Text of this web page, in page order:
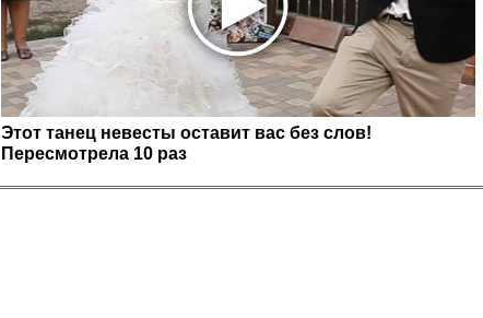
Этот танец невесты оставит вас без слов!
Пересмотрела 10 раз